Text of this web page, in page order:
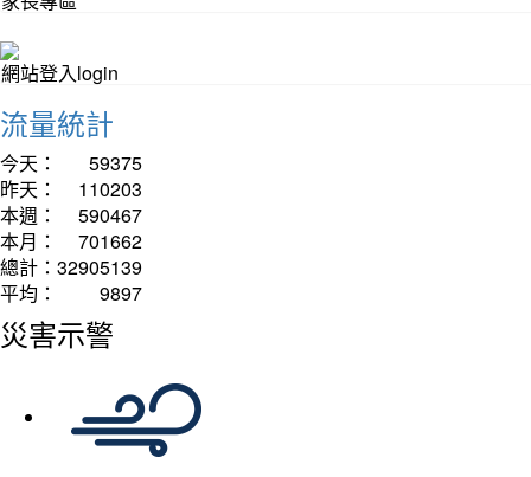
網站登入login
流量統計
今天：
59375
昨天：
110203
本週：
590467
本月：
701662
總計： 32905139
平均：
9897
災害示警